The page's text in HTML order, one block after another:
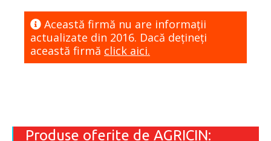
Această firmă nu are informaţii
actualizate din 2016. Dacă dețineți
această firmă click aici.
Produse oferite de AGRICIN: